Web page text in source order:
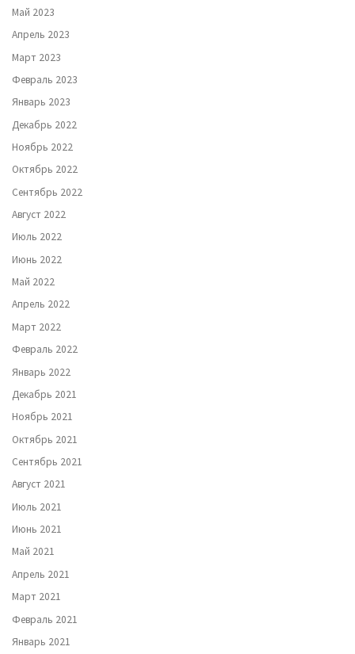
Май 2023
Апрель 2023
Март 2023
Февраль 2023
Январь 2023
Декабрь 2022
Ноябрь 2022
Октябрь 2022
Сентябрь 2022
Август 2022
Июль 2022
Июнь 2022
Май 2022
Апрель 2022
Март 2022
Февраль 2022
Январь 2022
Декабрь 2021
Ноябрь 2021
Октябрь 2021
Сентябрь 2021
Август 2021
Июль 2021
Июнь 2021
Май 2021
Апрель 2021
Март 2021
Февраль 2021
Январь 2021